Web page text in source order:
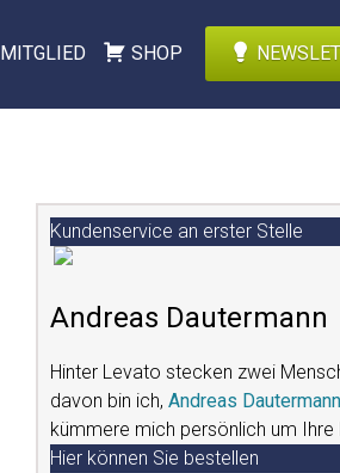
MITGLIED SHOP
Kundenservice an erster Stelle
Andreas Dautermann
Hinter Levato stecken zwei
davon bin ich, Andreas Dautermann
kümmere mich persönlich um Ihre
Hier können Sie bestellen